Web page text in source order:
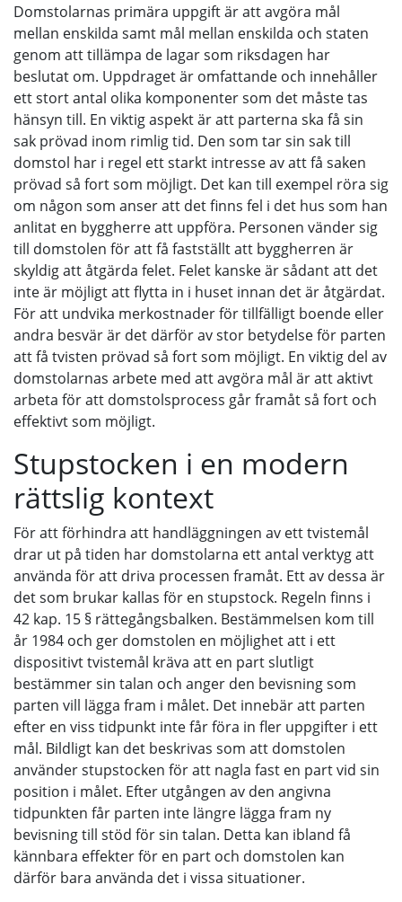
Domstolarnas primära uppgift är att avgöra mål
mellan enskilda samt mål mellan enskilda och staten
genom att tillämpa de lagar som riksdagen har
beslutat om. Uppdraget är omfattande och innehåller
ett stort antal olika komponenter som det måste tas
hänsyn till. En viktig aspekt är att parterna ska få sin
sak prövad inom rimlig tid. Den som tar sin sak till
domstol har i regel ett starkt intresse av att få saken
prövad så fort som möjligt. Det kan till exempel röra sig
om någon som anser att det finns fel i det hus som han
anlitat en byggherre att uppföra. Personen vänder sig
till domstolen för att få fastställt att byggherren är
skyldig att åtgärda felet. Felet kanske är sådant att det
inte är möjligt att flytta in i huset innan det är åtgärdat.
För att undvika merkostnader för tillfälligt boende eller
andra besvär är det därför av stor betydelse för parten
att få tvisten prövad så fort som möjligt. En viktig del av
domstolarnas arbete med att avgöra mål är att aktivt
arbeta för att domstolsprocess går framåt så fort och
effektivt som möjligt.
Stupstocken i en modern
rättslig kontext
För att förhindra att handläggningen av ett tvistemål
drar ut på tiden har domstolarna ett antal verktyg att
använda för att driva processen framåt. Ett av dessa är
det som brukar kallas för en stupstock. Regeln finns i
42 kap. 15 § rättegångsbalken. Bestämmelsen kom till
år 1984 och ger domstolen en möjlighet att i ett
dispositivt tvistemål kräva att en part slutligt
bestämmer sin talan och anger den bevisning som
parten vill lägga fram i målet. Det innebär att parten
efter en viss tidpunkt inte får föra in fler uppgifter i ett
mål. Bildligt kan det beskrivas som att domstolen
använder stupstocken för att nagla fast en part vid sin
position i målet. Efter utgången av den angivna
tidpunkten får parten inte längre lägga fram ny
bevisning till stöd för sin talan. Detta kan ibland få
kännbara effekter för en part och domstolen kan
därför bara använda det i vissa situationer.